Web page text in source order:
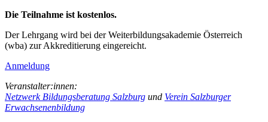
Die Teilnahme ist kostenlos.
Der Lehrgang wird bei der Weiterbildungsakademie Österreich
(wba) zur Akkreditierung eingereicht.
Anmeldung
Veranstalter:innen:
Netzwerk Bildungsberatung Salzburg und Verein Salzburger
Erwachsenenbildung